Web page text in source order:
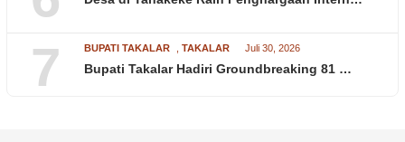
7 BUPATI TAKALAR TAKALAR Juli 30, 2026
Bupati Takalar Hadiri Groundbreaking 81 …